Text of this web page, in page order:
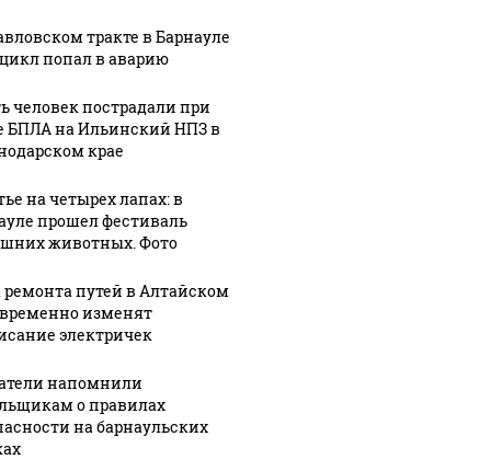
вертолета на
смотреть
были украдены 18
миллионов рублей
Эффект
новизны
объясняет
тракте в Барнауле
попал в аварию
человек пострадали при
БПЛА на Ильинский НПЗ в
крае
на четырех лапах: в
прошел фестиваль
животных. Фото
ремонта путей в Алтайском
изменят
электричек
напомнили
о правилах
на барнаульских